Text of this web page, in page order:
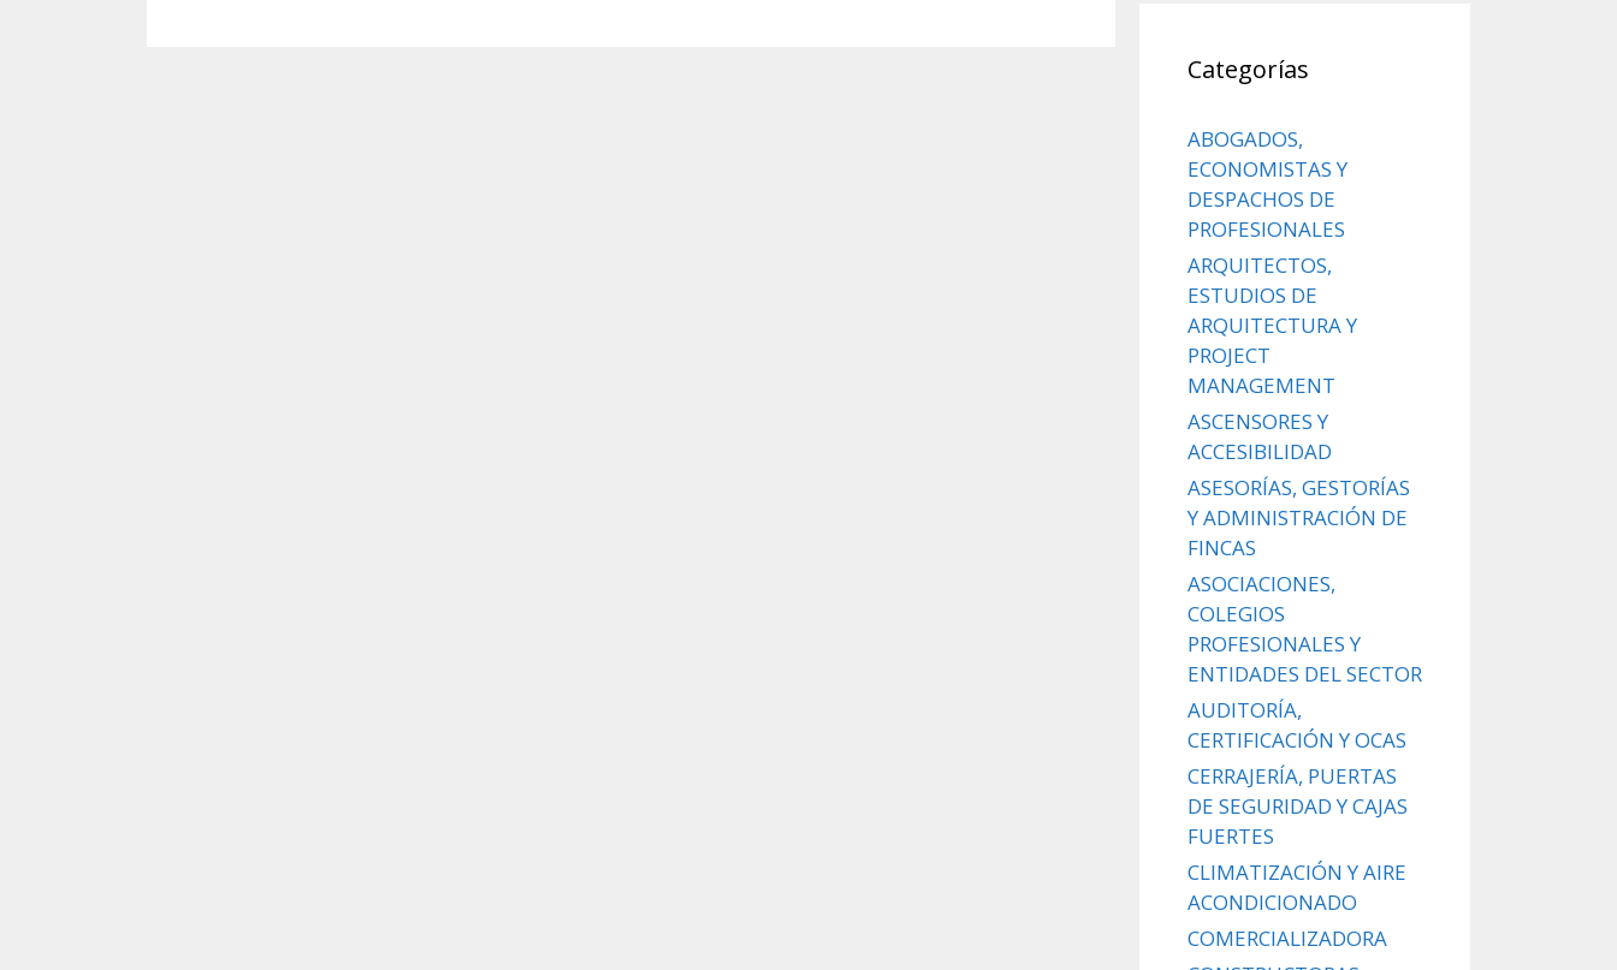
Categorías
ABOGADOS,
ECONOMISTAS Y
DESPACHOS DE
PROFESIONALES
ARQUITECTOS,
ESTUDIOS DE
ARQUITECTURA Y
PROJECT
MANAGEMENT
ASCENSORES Y
ACCESIBILIDAD
ASESORÍAS, GESTORÍAS
Y ADMINISTRACIÓN DE
FINCAS
ASOCIACIONES,
COLEGIOS
PROFESIONALES Y
ENTIDADES DEL SECTOR
AUDITORÍA,
CERTIFICACIÓN Y OCAS
CERRAJERÍA, PUERTAS
DE SEGURIDAD Y CAJAS
FUERTES
CLIMATIZACIÓN Y AIRE
ACONDICIONADO
COMERCIALIZADORA